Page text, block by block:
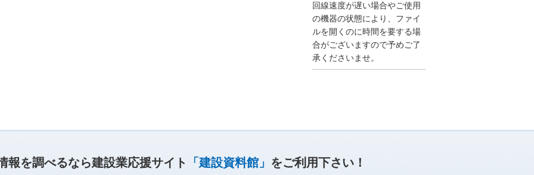
2025/08/04
●夏季休業に伴う情報更
新停止のお知らせ●
建設資料館をご利用いた
だき、誠に有難うござい
がされませんので、ご了
承のほど、よろしくお願
回線速度が遅い場合やご使用
の機器の状態により、ファイ
ルを開くのに時間を要する場
合がございますので予めご了
承くださいませ。
報を調べるなら建設業応援サイト 「建設資料館」 をご利用下さい！